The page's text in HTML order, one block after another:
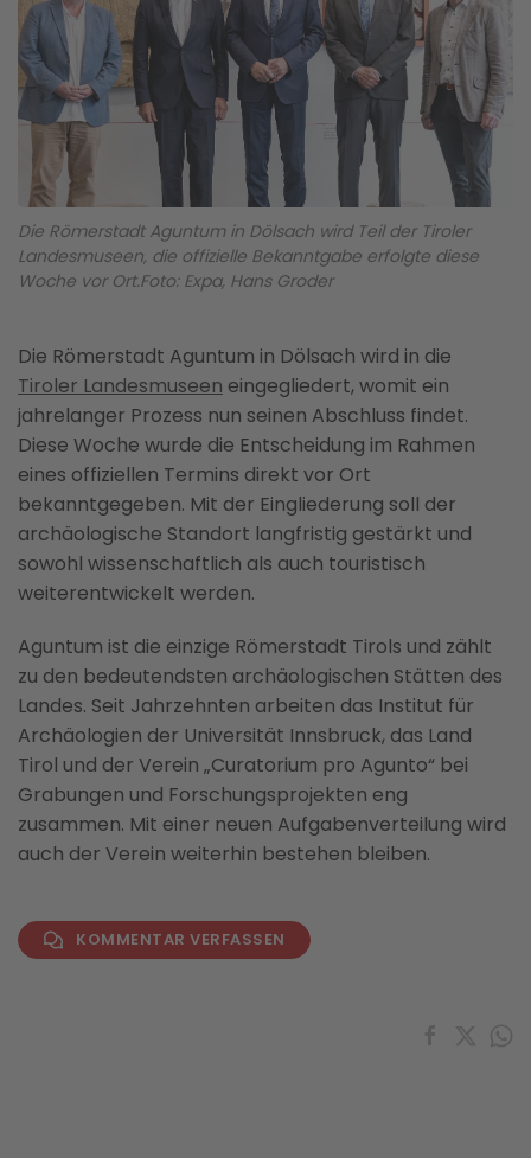
Die Römerstadt Aguntum in Dölsach wird Teil der Tiroler
Landesmuseen, die offizielle Bekanntgabe erfolgte diese
Woche vor Ort.Foto: Expa, Hans Groder
Die Römerstadt Aguntum in Dölsach wird in die
Tiroler Landesmuseen eingegliedert, womit ein
jahrelanger Prozess nun seinen Abschluss findet.
Diese Woche wurde die Entscheidung im Rahmen
eines offiziellen Termins direkt vor Ort
bekanntgegeben. Mit der Eingliederung soll der
archäologische Standort langfristig gestärkt und
sowohl wissenschaftlich als auch touristisch
weiterentwickelt werden.
Aguntum ist die einzige Römerstadt Tirols und zählt
zu den bedeutendsten archäologischen Stätten des
Landes. Seit Jahrzehnten arbeiten das Institut für
Archäologien der Universität Innsbruck, das Land
Tirol und der Verein „Curatorium pro Agunto“ bei
Grabungen und Forschungsprojekten eng
zusammen. Mit einer neuen Aufgabenverteilung wird
auch der Verein weiterhin bestehen bleiben.
KOMMENTAR VERFASSEN